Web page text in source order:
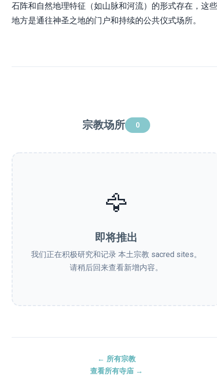
石阵和自然地理特征（如山脉和河流）的形式存在，这些
地方是通往神圣之地的门户和持续的公共仪式场所。
宗教场所 0
🦅
即将推出
我们正在积极研究和记录 本土宗教 sacred sites。
请稍后回来查看新增内容。
← 所有宗教
查看所有寺庙 →